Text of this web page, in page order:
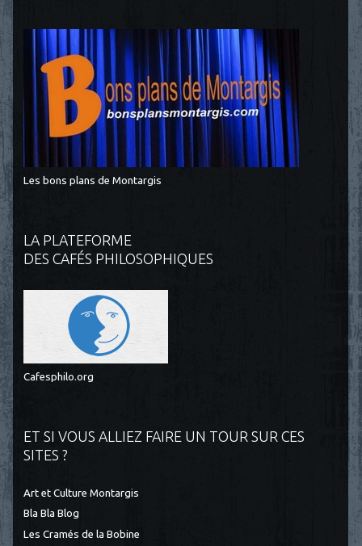
Les bons plans de Montargis
LA PLATEFORME
DES CAFÉS PHILOSOPHIQUES
Cafesphilo.org
ET SI VOUS ALLIEZ FAIRE UN TOUR SUR CES
SITES ?
Art et Culture Montargis
Bla Bla Blog
Les Cramés de la Bobine